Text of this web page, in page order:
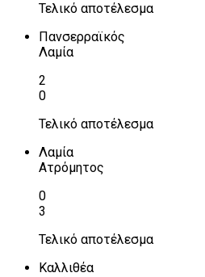
Τελικό αποτέλεσμα
Πανσερραϊκός
Λαμία
2
0
Τελικό αποτέλεσμα
Λαμία
Ατρόμητος
0
3
Τελικό αποτέλεσμα
Καλλιθέα